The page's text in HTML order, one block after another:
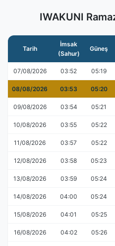
IWAKUNI
Tarih
İmsak
(Sahur)
Güneş
07/08/2026 03:52 05:19
08/08/2026 03:53 05:20
09/08/2026 03:54 05:21
10/08/2026 03:55 05:22
11/08/2026 03:57 05:22
12/08/2026 03:58 05:23
13/08/2026 03:59 05:24
14/08/2026 04:00 05:24
15/08/2026 04:01 05:25
16/08/2026 04:02 05:26